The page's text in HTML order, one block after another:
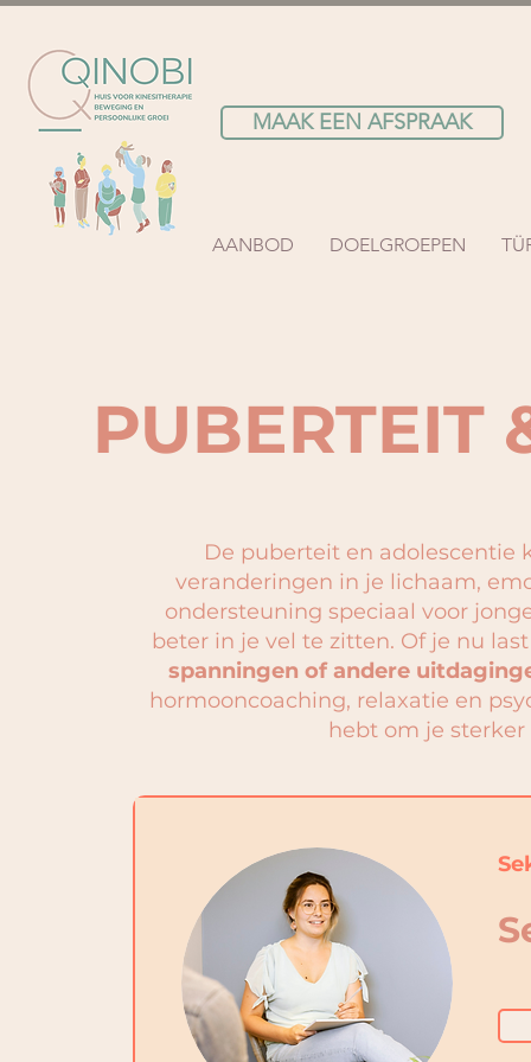
MAAK EEN AFSPRAAK
AANBOD DOELGROEPEN
PUBERTEIT
De puberteit en adolescentie
veranderingen in je lichaam,
ondersteuning speciaal voor
beter in je vel te zitten. Of je nu
spanningen of andere
hormooncoaching, relaxatie en
hebt om je